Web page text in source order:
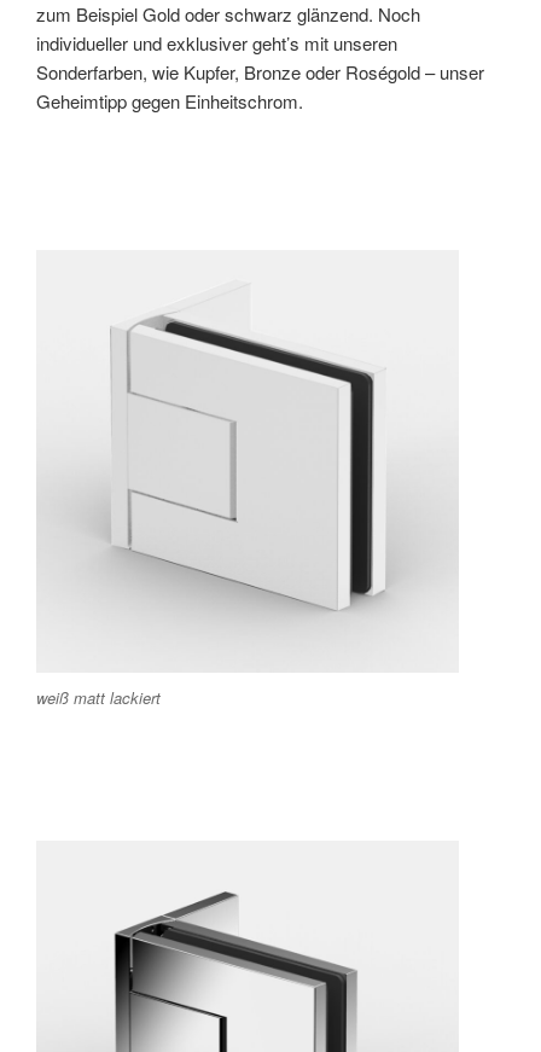
zum Beispiel Gold oder schwarz glänzend. Noch
individueller und exklusiver geht’s mit unseren
Sonderfarben, wie Kupfer, Bronze oder Roségold – unser
Geheimtipp gegen Einheitschrom.
weiß matt lackiert